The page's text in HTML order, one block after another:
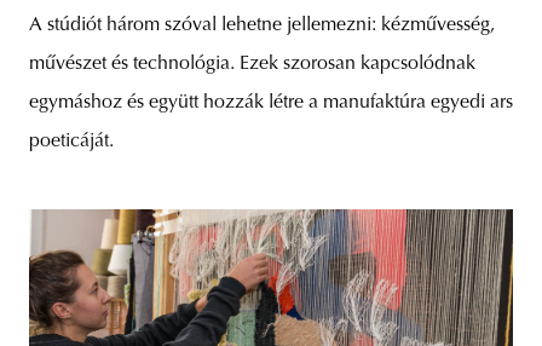
A stúdiót három szóval lehetne jellemezni: kézművesség,
művészet és technológia. Ezek szorosan kapcsolódnak
egymáshoz és együtt hozzák létre a manufaktúra egyedi ars
poeticáját.